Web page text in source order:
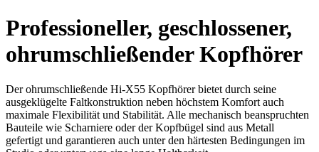
Professioneller, geschlossener,
ohrumschließender Kopfhörer
Der ohrumschließende Hi-X55 Kopfhörer bietet durch seine
ausgeklügelte Faltkonstruktion neben höchstem Komfort auch
maximale Flexibilität und Stabilität. Alle mechanisch beanspruchten
Bauteile wie Scharniere oder der Kopfbügel sind aus Metall
gefertigt und garantieren auch unter den härtesten Bedingungen im